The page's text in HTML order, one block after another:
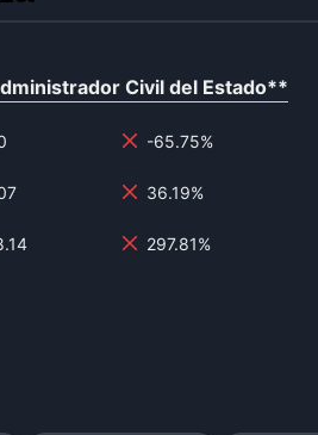
Civil del Estado**
-65.75%
36.19%
297.81%